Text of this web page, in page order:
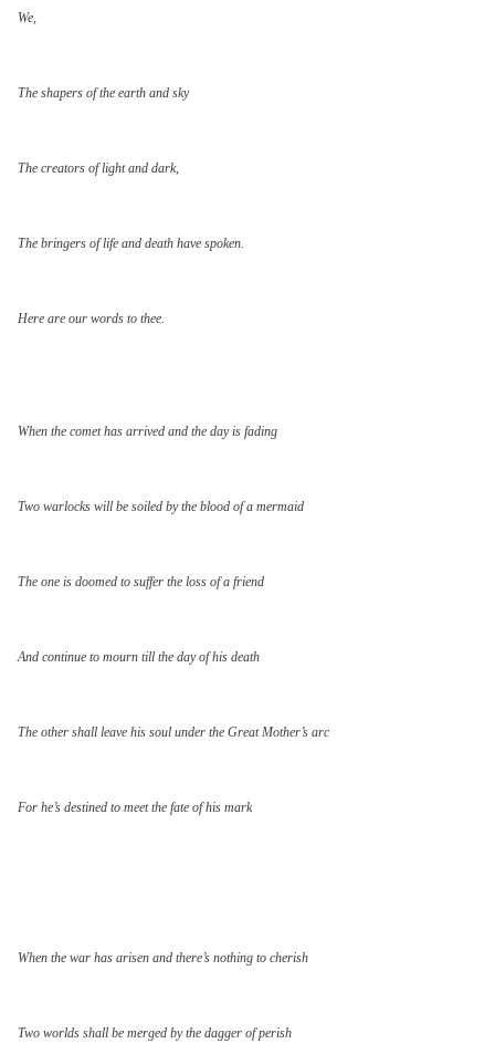
We,
The shapers of the earth and sky
The creators of light and dark,
The bringers of life and death have spoken.
Here are our words to thee.
When the comet has arrived and the day is fading
Two warlocks will be soiled by the blood of a mermaid
The one is doomed to suffer the loss of a friend
And continue to mourn till the day of his death
The other shall leave his soul under the Great Mother’s arc
For he’s destined to meet the fate of his mark
When the war has arisen and there’s nothing to cherish
Two worlds shall be merged by the dagger of perish